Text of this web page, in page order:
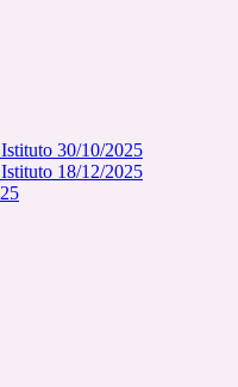
30/10/2025
18/12/2025